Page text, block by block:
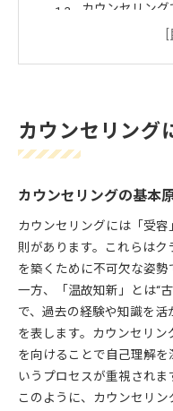
カウンセリン
心理カウンセ
温故知新で深
カウンセリング資
温故知新から学
カウンセリング
温故知新に基
カウンセリン
信頼できるカウンセ
カウンセリング
カウンセリングの基本
カウンセリングには「受
則があります。これらは
を築くために不可欠な姿勢
一方、「温故知新」とは“
で、過去の経験や知識を
を表します。カウンセリ
を向けることで自己理解
いうプロセスが重視されま
このように、カウンセリ